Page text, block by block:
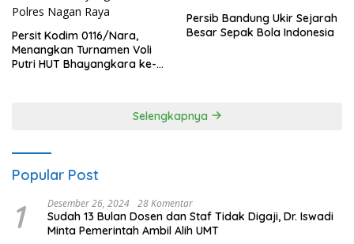
Persit Kodim 0116/Nara,
Menangkan Turnamen Voli
Putri HUT Bhayangkara ke-
Persib Bandung Ukir Sejarah
Besar Sepak Bola Indonesia
Selengkapnya
Popular Post
1 Desember 26, 2024 28 Komentar
Sudah 13 Bulan Dosen dan Staf Tidak Digaji, Dr. Iswadi
Minta Pemerintah Ambil Alih UMT